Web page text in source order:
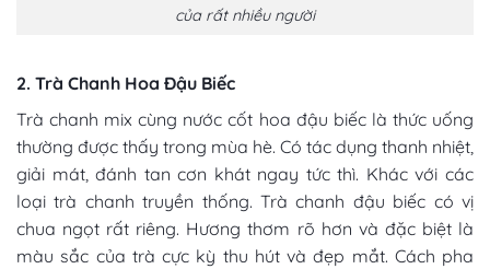
của rất nhiều người
2. Trà Chanh Hoa Đậu Biếc
Trà chanh mix cùng nước cốt hoa đậu biếc là thức uống
thường được thấy trong mùa hè. Có tác dụng thanh nhiệt,
giải mát, đánh tan cơn khát ngay tức thì. Khác với các
loại trà chanh truyền thống. Trà chanh đậu biếc có vị
chua ngọt rất riêng. Hương thơm rõ hơn và đặc biệt là
màu sắc của trà cực kỳ thu hút và đẹp mắt. Cách pha